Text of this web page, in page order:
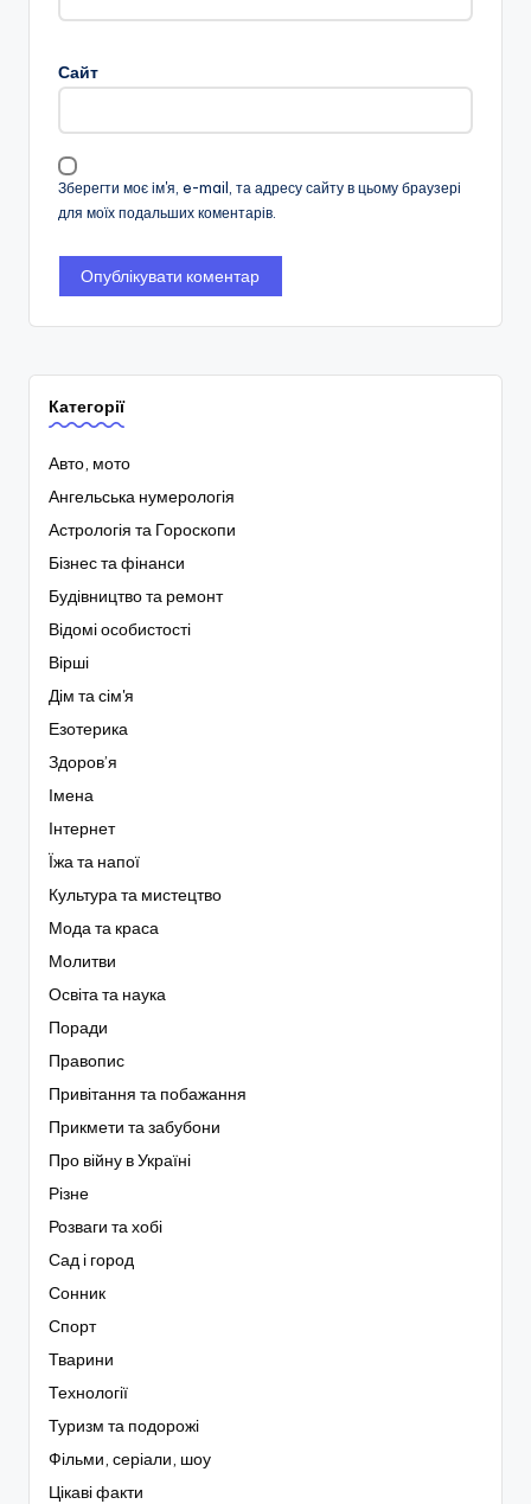
Сайт
Зберегти моє ім'я, e-mail, та адресу сайту в цьому браузері
для моїх подальших коментарів.
Категорії
Авто, мото
Ангельська нумерологія
Астрологія та Гороскопи
Бізнес та фінанси
Будівництво та ремонт
Відомі особистості
Вірші
Дім та сім'я
Езотерика
Здоров’я
Імена
Інтернет
Їжа та напої
Культура та мистецтво
Мода та краса
Молитви
Освіта та наука
Поради
Правопис
Привітання та побажання
Прикмети та забубони
Про війну в Україні
Різне
Розваги та хобі
Сад і город
Сонник
Спорт
Тварини
Технології
Туризм та подорожі
Фільми, серіали, шоу
Цікаві факти